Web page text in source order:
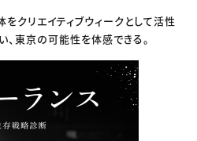
クリエイティブウィークとして活性
、東京の可能性を体感できる。